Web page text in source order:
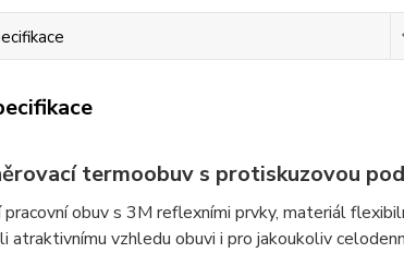
termoobuv s protiskuzovou
obuv s 3M reflexními prvky, materiál
atraktivnímu vzhledu obuvi i pro jakoukoliv